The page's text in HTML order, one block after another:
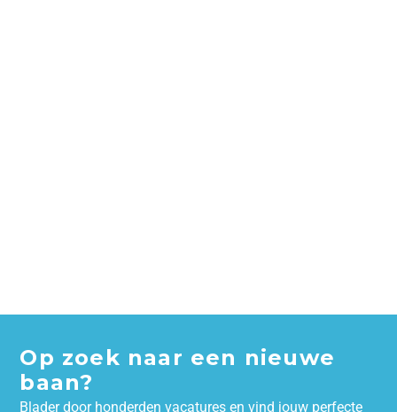
Op zoek naar een nieuwe
baan?
Blader door honderden vacatures en vind jouw perfecte